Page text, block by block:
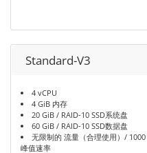
Standard-V3
4 vCPU
4 GiB 内存
20 GiB / RAID-10 SSD系统盘
60 GiB / RAID-10 SSD数据盘
无限制的 流量（合理使用）/
峰值速率